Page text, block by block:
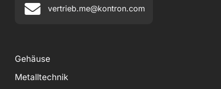
vertrieb.me@kontron.com
Gehäuse
Metalltechnik